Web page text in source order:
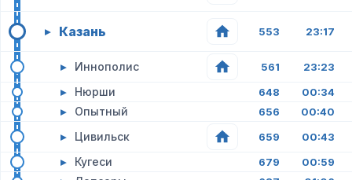
▸ Казань 553 23:17
▸ Иннополис 561 23:23
▸ Нюрши 648 00:34
▸ Опытный 656 00:40
▸ Цивильск 659 00:43
▸ Кугеси 679 00:59